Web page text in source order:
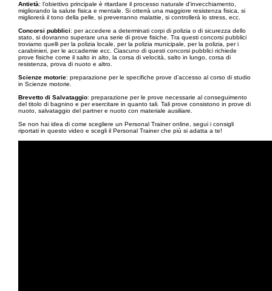
Antietà: l’obiettivo principale è ritardare il processo naturale d'invecchiamento,
migliorando la salute fisica e mentale. Si otterrà una maggiore resistenza fisica, si
migliorerà il tono della pelle, si preverranno malattie, si controllerà lo stress, ecc.
Concorsi pubblici: per accedere a determinati corpi di polizia o di sicurezza dello
stato, si dovranno superare una serie di prove fisiche. Tra questi concorsi pubblici
troviamo quelli per la polizia locale, per la polizia municipale, per la polizia, per i
carabinieri, per le accademie ecc. Ciascuno di questi concorsi pubblici richiede
prove fisiche come il salto in alto, la corsa di velocità, salto in lungo, corsa di
resistenza, prova di nuoto e altro.
Scienze motorie: preparazione per le specifiche prove d’accesso al corso di studio
in Scienze motorie.
Brevetto di Salvataggio: preparazione per le prove necessarie al conseguimento
del titolo di bagnino e per esercitare in quanto tali. Tali prove consistono in prove di
nuoto, salvataggio del partner e nuoto con materiale ausiliare.
Se non hai idea di come scegliere un Personal Trainer online, segui i consigli
riportati in questo video e scegli il Personal Trainer che più si adatta a te!